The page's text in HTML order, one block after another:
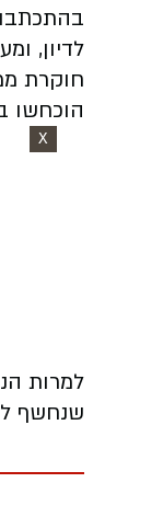
לדיון,
חוקרת
הוכחשו
X
למרות
שנחשף